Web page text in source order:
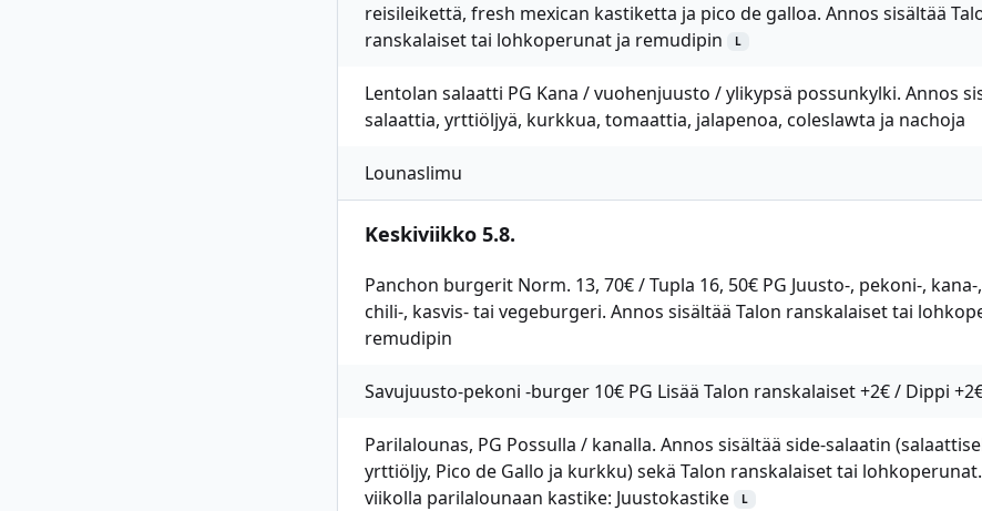
reisileikettä, fresh mexican kastiketta ja pico de galloa. Annos sisältää
ranskalaiset tai lohkoperunat ja remudipin
L
Lentolan salaatti PG Kana / vuohenjuusto / ylikypsä possunkylki. Annos
salaattia, yrttiöljyä, kurkkua, tomaattia, jalapenoa, coleslawta ja nachoja
Lounaslimu
Keskiviikko 5.8.
Panchon burgerit Norm. 13, 70€ / Tupla 16, 50€ PG Juusto-, pekoni-,
chili-, kasvis- tai vegeburgeri. Annos sisältää Talon ranskalaiset tai
remudipin
Savujuusto-pekoni -burger 10€ PG Lisää Talon ranskalaiset +2€ / Dippi
Parilalounas, PG Possulla / kanalla. Annos sisältää side-salaatin
yrttiöljy, Pico de Gallo ja kurkku) sekä Talon ranskalaiset tai
viikolla parilalounaan kastike: Juustokastike
L